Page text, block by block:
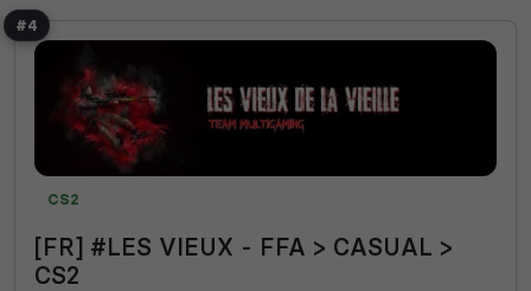
#4
CS2
[FR] #LES VIEUX - FFA > CASUAL >
CS2